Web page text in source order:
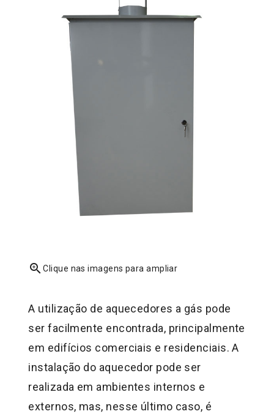
zoom_inClique nas imagens para ampliar
A utilização de aquecedores a gás pode
ser facilmente encontrada, principalmente
em edifícios comerciais e residenciais. A
instalação do aquecedor pode ser
realizada em ambientes internos e
externos, mas, nesse último caso, é